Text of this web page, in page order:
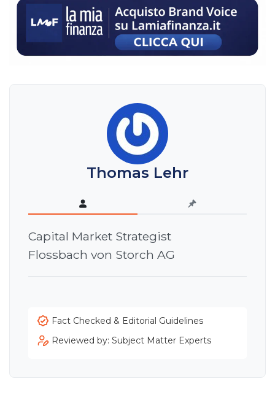
Thomas Lehr
Capital Market Strategist
Flossbach von Storch AG
Fact Checked & Editorial Guidelines
Reviewed by: Subject Matter Experts